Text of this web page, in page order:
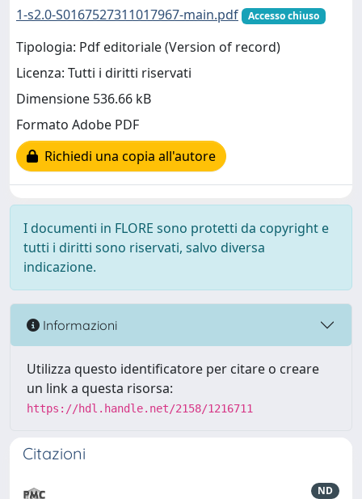
1-s2.0-S0167527311017967-main.pdf
Accesso chiuso
Tipologia: Pdf editoriale (Version of record)
Licenza: Tutti i diritti riservati
Dimensione 536.66 kB
Formato Adobe PDF
Richiedi una copia all'autore
I documenti in FLORE sono protetti da copyright e
tutti i diritti sono riservati, salvo diversa
indicazione.
Informazioni
Utilizza questo identificatore per citare o creare
un link a questa risorsa:
https://hdl.handle.net/2158/1216711
Citazioni
ND